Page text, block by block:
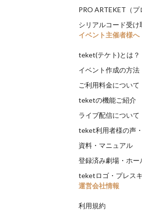
PRO ARTEKET（プ
シリアルコード受け
イベント主催者様へ
teket(テケト)とは？
イベント作成の方法
ご利用料金について
teketの機能ご紹介
ライブ配信について
teket利用者様の声
資料・マニュアル
登録済み劇場・ホー
teketロゴ・プレス
運営会社情報
利用規約